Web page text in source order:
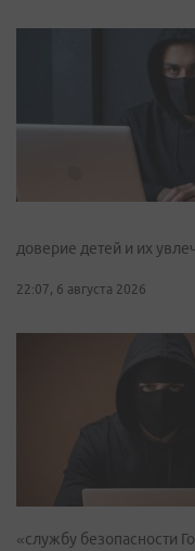
доверие детей и их
22:07, 6 августа 2026
«службу безопасности